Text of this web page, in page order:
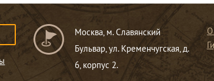
Москва, м. Славянский
Бульвар, ул. Кременчугская, д.
6, корпус 2.
О